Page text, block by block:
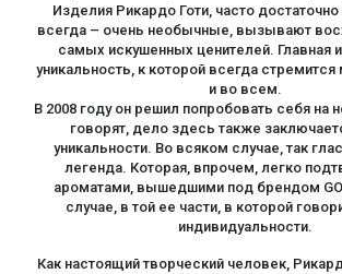
Изделия Рикардо Готи, часто
всегда – очень необычные, вызывают
самых искушенных ценителей. Главная
уникальность, к которой всегда
и во всем.
В 2008 году он решил попробовать себя на
говорят, дело здесь также
уникальности. Во всяком случае, так
легенда. Которая, впрочем, легко
ароматами, вышедшими под брендом
случае, в той ее части, в которой
индивидуальности.
Как настоящий творческий человек,